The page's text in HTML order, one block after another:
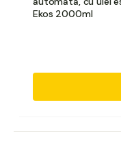
Ekos 2000ml